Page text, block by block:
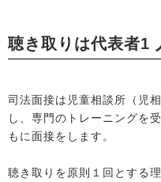
聴き取りは代表者1
司法面接は児童相談所（児
し、専門のトレーニングを
もに面接をします。
聴き取りを原則１回とする